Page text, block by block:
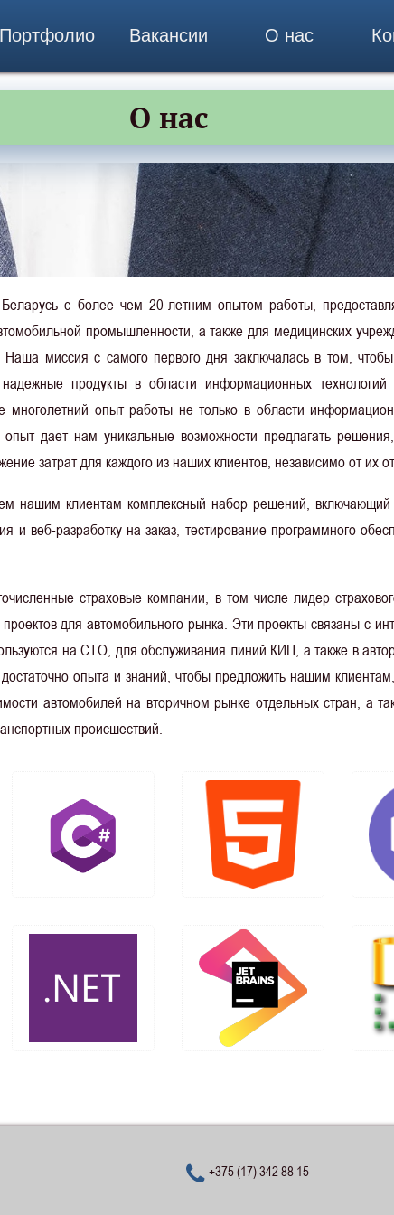
Портфолио Вакансии О нас
О нас
c более чем 20-летним опытом работы,
промышленности, а также для медицинских
Наша миссия с самого первого дня заключалась в том,
продукты в области информационных
опыт работы не только в области
дает нам уникальные возможности предлагать
затрат для каждого из наших клиентов, независимо от их
нашим клиентам комплексный набор решений, включающий
и веб-разработку на заказ, тестирование программного
страховые компании, в том числе лидер
для автомобильного рынка. Эти проекты связаны с
на СТО, для обслуживания линий КИП, а также в
опыта и знаний, чтобы предложить нашим
автомобилей на вторичном рынке отдельных стран, а
происшествий.
+375 (17) 342 88 15